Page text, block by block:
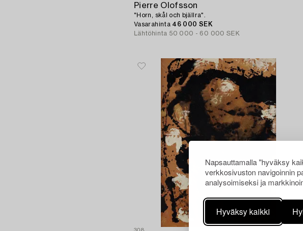
Napsauttamalla "hyväksy
verkkosivuston navigoinnin
analysoimiseksi ja
Hyväksy kaikki
Pierre Olofsson
"Horn, skål och bjällra".
Vasarahinta 46 000 SEK
Lähtöhinta 50 000 - 60 000 SEK